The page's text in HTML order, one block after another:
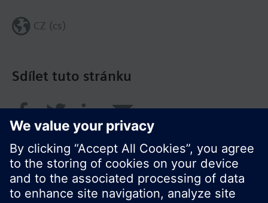
Sdílet tuto stránku
CZ (cs)